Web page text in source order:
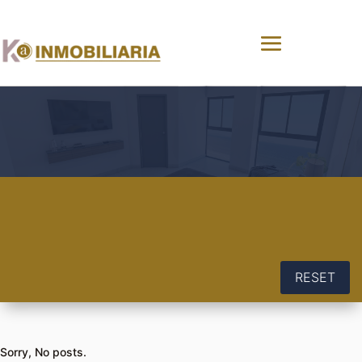
RESET
Sorry, No posts.